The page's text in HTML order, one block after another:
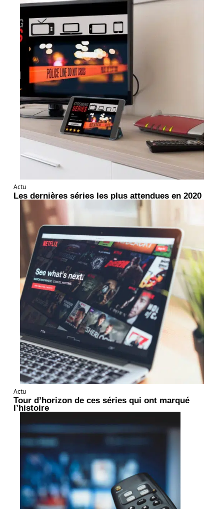
Actu
Les dernières séries les plus attendues en 2020
Actu
Tour d’horizon de ces séries qui ont marqué
l’histoire